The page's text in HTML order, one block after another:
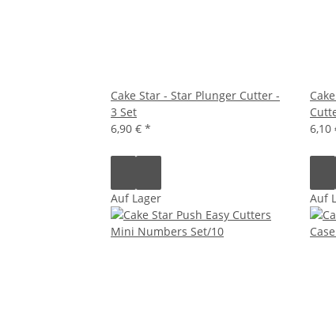
Cake Star - Star Plunger Cutter -
3 Set
6,90 € *
6,10
Auf Lager Auf